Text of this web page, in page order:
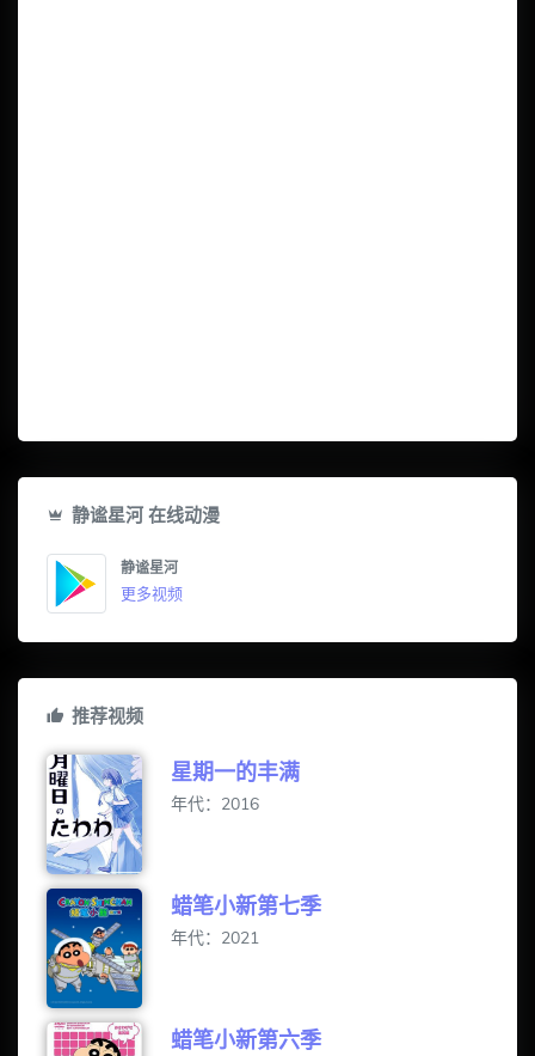
静谧星河 在线动漫
静谧星河
更多视频
推荐视频
星期一的丰满
年代：2016
蜡笔小新第七季
年代：2021
蜡笔小新第六季